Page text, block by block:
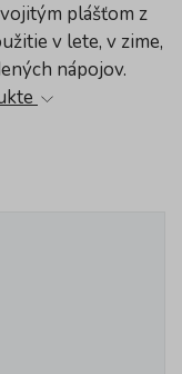
plášťom z
v lete, v zime,
nápojov.